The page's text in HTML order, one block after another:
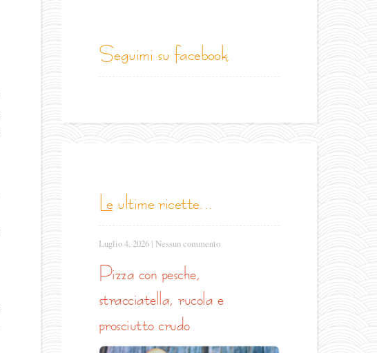
seguimi su facebook
le ultime ricette...
Luglio 4, 2026 | Nessun commento
pizza con pesche,
stracciatella, rucola e
prosciutto crudo